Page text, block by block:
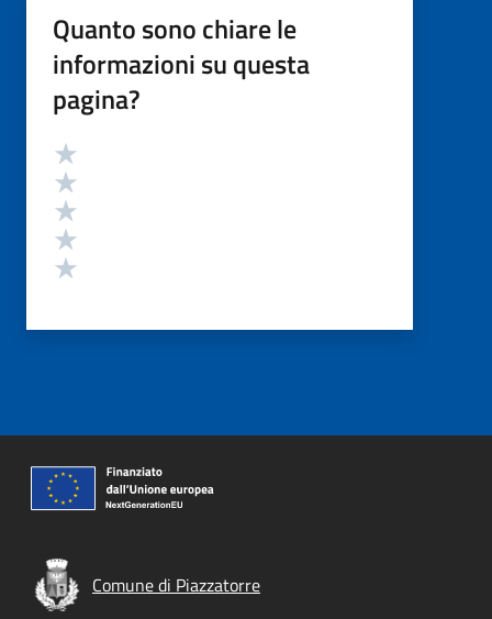
Quanto sono chiare le
informazioni su questa
pagina?
Valutazione
Comune di Piazzatorre